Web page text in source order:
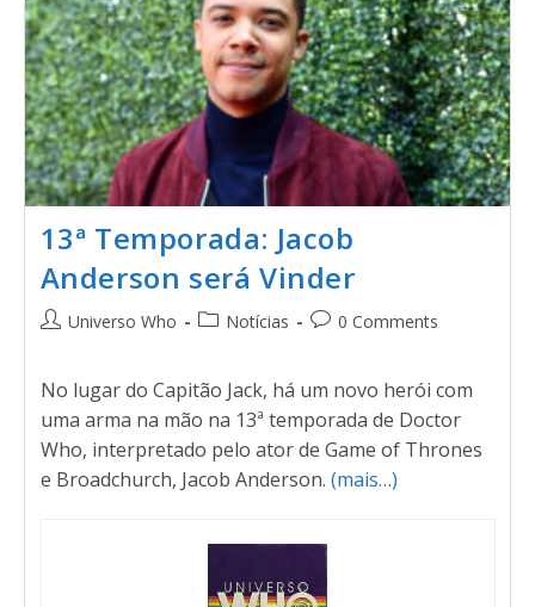
13ª Temporada: Jacob
Anderson será Vinder
Universo Who Notícias 0 Comments
No lugar do Capitão Jack, há um novo herói com
uma arma na mão na 13ª temporada de Doctor
Who, interpretado pelo ator de Game of Thrones
e Broadchurch, Jacob Anderson. (mais…)